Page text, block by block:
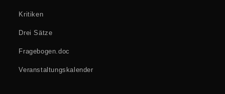
Kritiken
Drei Sätze
Fragebogen.doc
Veranstaltungskalender